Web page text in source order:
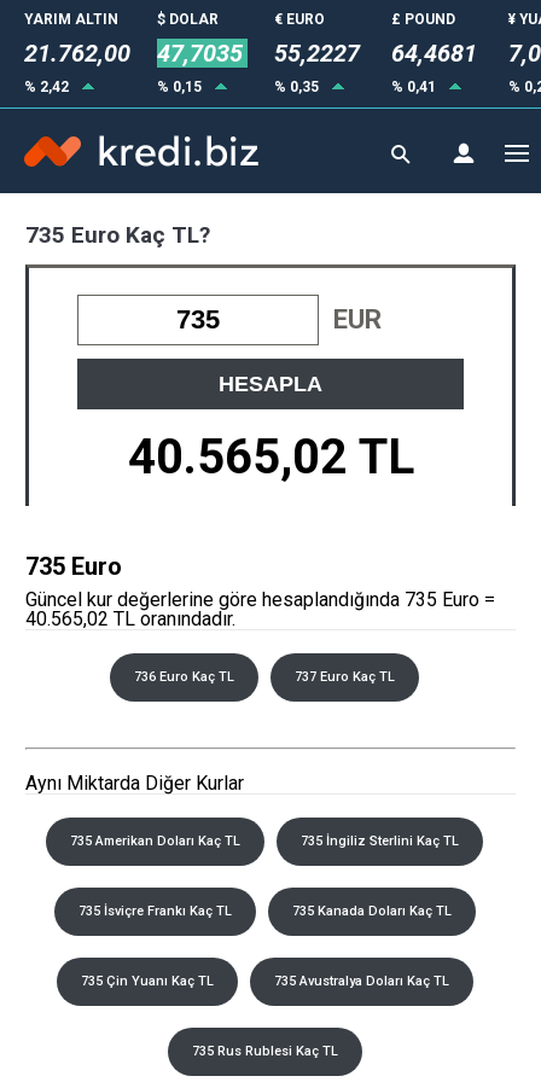
YARIM ALTIN
21.762,00
% 2,42
$ DOLAR
47,7035
% 0,15
€ EURO
55,2227
% 0,35
£ POUND
64,4681
% 0,41
¥
%
735 Euro Kaç TL?
EUR
HESAPLA
40.565,02 TL
735 Euro
Güncel kur değerlerine göre hesaplandığında 735 Euro =
40.565,02 TL oranındadır.
736 Euro Kaç TL 737 Euro Kaç TL
Aynı Miktarda Diğer Kurlar
735 Amerikan Doları Kaç TL 735 İngiliz Sterlini Kaç TL
735 İsviçre Frankı Kaç TL 735 Kanada Doları Kaç TL
735 Çin Yuanı Kaç TL 735 Avustralya Doları Kaç TL
735 Rus Rublesi Kaç TL